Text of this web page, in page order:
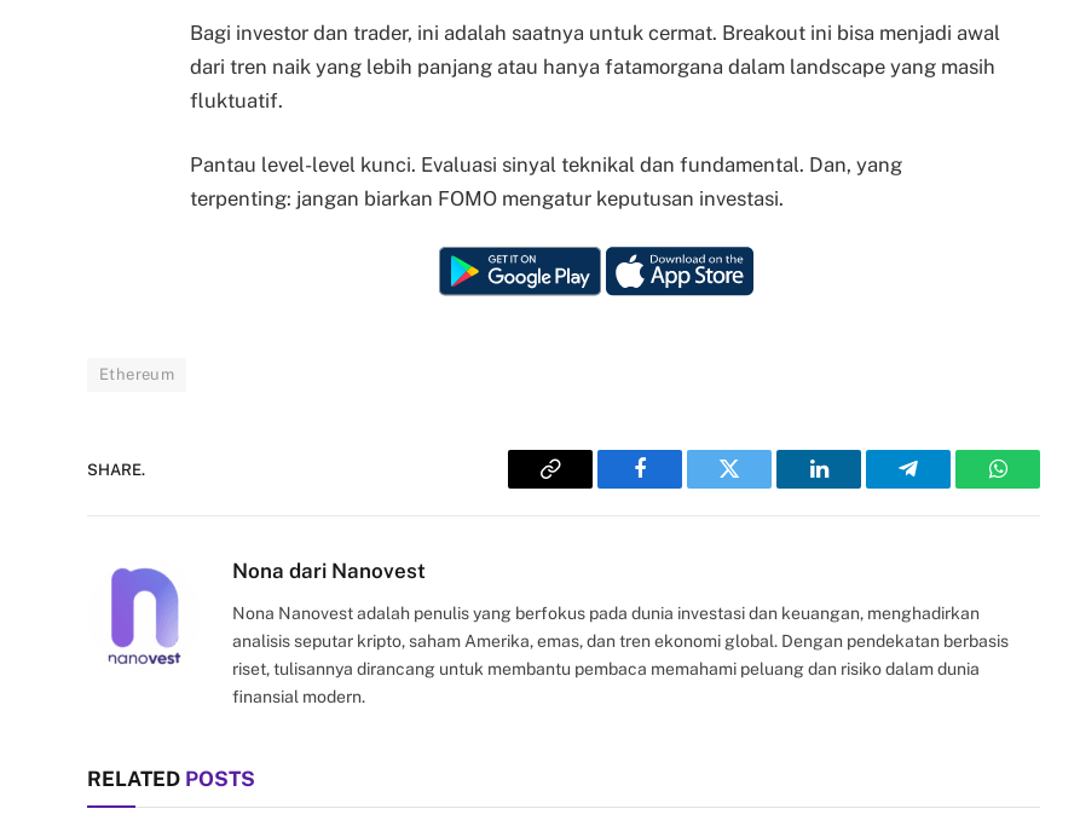
Bagi investor dan trader, ini adalah saatnya untuk cermat. Breakout ini bisa menjadi awal
dari tren naik yang lebih panjang atau hanya fatamorgana dalam landscape yang masih
fluktuatif.
Pantau level-level kunci. Evaluasi sinyal teknikal dan fundamental. Dan, yang
terpenting: jangan biarkan FOMO mengatur keputusan investasi.
Ethereum
SHARE.
Copy
Facebook Twitter LinkedIn Telegram WhatsApp
Nona dari Nanovest
Nona Nanovest adalah penulis yang berfokus pada dunia investasi dan keuangan, menghadirkan
analisis seputar kripto, saham Amerika, emas, dan tren ekonomi global. Dengan pendekatan berbasis
riset, tulisannya dirancang untuk membantu pembaca memahami peluang dan risiko dalam dunia
finansial modern.
RELATED POSTS